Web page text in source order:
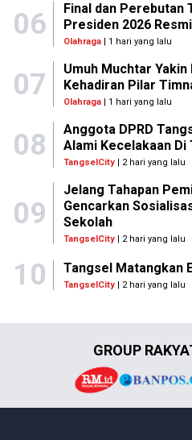
06
Final dan Perebutan
Presiden 2026
Olahraga| 1 hari yang lalu
07
Umuh Muchtar
Kehadiran Pilar
Olahraga| 1 hari yang lalu
08
Anggota DPRD
Alami Kecelakaan Di
TangselCity| 2 hari yang lalu
09
Jelang Tahapan
Gencarkan
Sekolah
TangselCity| 2 hari yang lalu
10 Tangsel Matangkan
TangselCity | 2 hari yang lalu
GROUP